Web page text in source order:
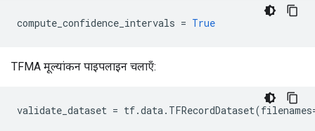
compute_confidence_intervals = True
TFMA मूल्यांकन पाइपलाइन चलाएँ:
validate_dataset = tf.data. TFRecordDataset(filenames